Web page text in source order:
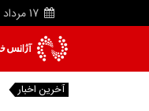
17 مرداد
آخرین اخبار